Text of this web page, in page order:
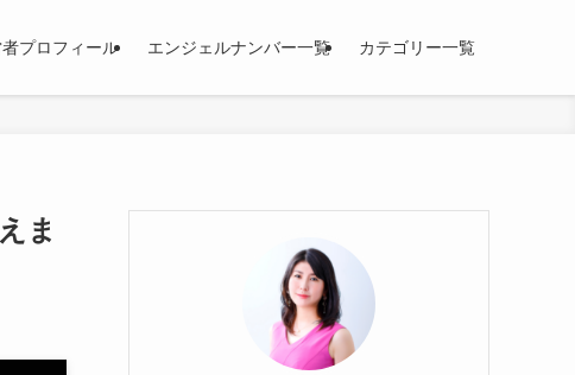
プロフィール エンジェルナンバー一覧 カテゴリー一覧
ま